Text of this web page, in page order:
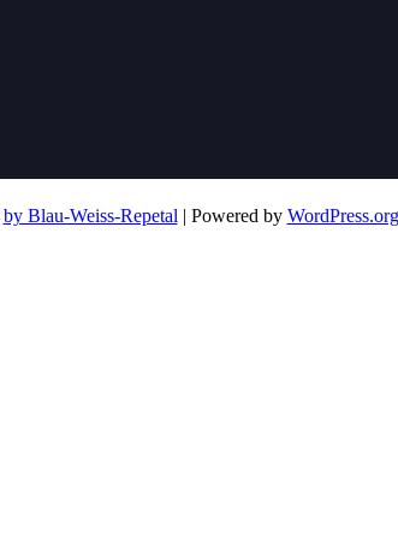
by Blau-Weiss-Repetal | Powered by WordPress.org